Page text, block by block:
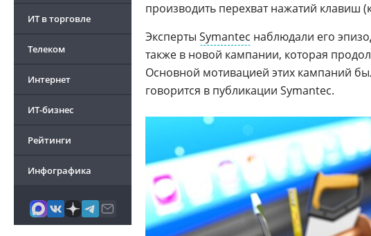
ИТ в торговле
Телеком
Интернет
ИТ-бизнес
Рейтинги
Инфографика
производить перехват нажатий клавиш
Эксперты Symantec наблюдали его
также в новой кампании, которая
Основной мотивацией этих кампаний
говорится в публикации Symantec.